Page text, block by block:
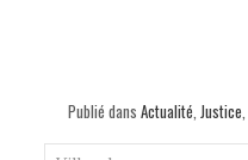
Publié dans Actualité Justice